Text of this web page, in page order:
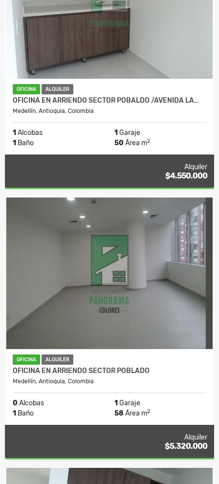
OFICINA ALQUILER
OFICINA EN ARRIENDO SECTOR POBALDO /AVENIDA LA…
Medellín, Antioquia, Colombia
1 Alcobas 1 Garaje
1 Baño 50 Área m2
Alquiler
$4.550.000
OFICINA ALQUILER
OFICINA EN ARRIENDO SECTOR POBLADO
Medellín, Antioquia, Colombia
0 Alcobas 1 Garaje
1 Baño 58 Área m2
Alquiler
$5.320.000